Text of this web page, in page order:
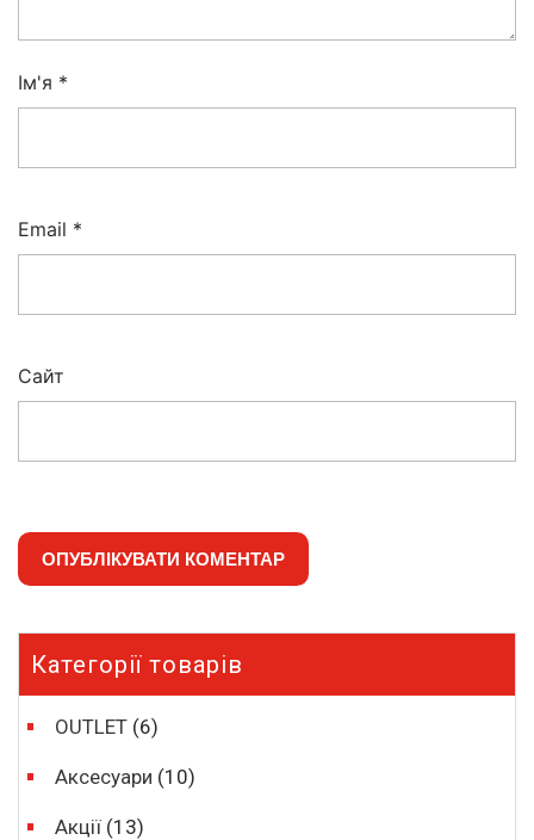
Ім'я *
Email *
Сайт
Категорії товарів
OUTLET (6)
Аксесуари (10)
Акції (13)